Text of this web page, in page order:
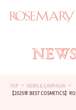
TOP
NEWS & CAMPAIGN
【2025年 BEST COSMETICS】